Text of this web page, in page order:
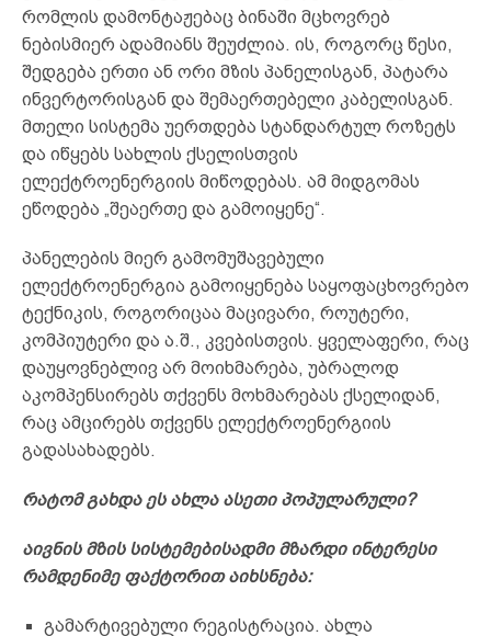
რომლის დამონტაჟებაც ბინაში მცხოვრებ
ნებისმიერ ადამიანს შეუძლია. ის, როგორც წესი,
შედგება ერთი ან ორი მზის პანელისგან, პატარა
ინვერტორისგან და შემაერთებელი კაბელისგან.
მთელი სისტემა უერთდება სტანდარტულ როზეტს
და იწყებს სახლის ქსელისთვის
ელექტროენერგიის მიწოდებას. ამ მიდგომას
ეწოდება „შეაერთე და გამოიყენე“.
პანელების მიერ გამომუშავებული
ელექტროენერგია გამოიყენება საყოფაცხოვრებო
ტექნიკის, როგორიცაა მაცივარი, როუტერი,
კომპიუტერი და ა.შ., კვებისთვის. ყველაფერი, რაც
დაუყოვნებლივ არ მოიხმარება, უბრალოდ
აკომპენსირებს თქვენს მოხმარებას ქსელიდან,
რაც ამცირებს თქვენს ელექტროენერგიის
გადასახადებს.
რატომ გახდა ეს ახლა ასეთი პოპულარული?
აივნის მზის სისტემებისადმი მზარდი ინტერესი
რამდენიმე ფაქტორით აიხსნება:
გამარტივებული რეგისტრაცია. ახლა